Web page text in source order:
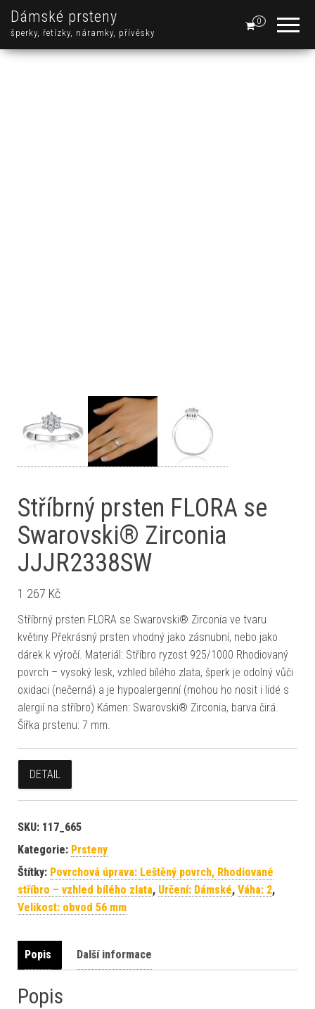
Dámské prsteny
šperky, řetízky, náramky, přívěsky
0
Stříbrný prsten FLORA se
Swarovski® Zirconia
JJJR2338SW
1 267 Kč
Stříbrný prsten FLORA se Swarovski® Zirconia ve tvaru
květiny Překrásný prsten vhodný jako zásnubní, nebo jako
dárek k výročí. Materiál: Stříbro ryzost 925/1000 Rhodiovaný
povrch – vysoký lesk, vzhled bílého zlata, šperk je odolný vůči
oxidaci (nečerná) a je hypoalergenní (mohou ho nosit i lidé s
alergií na stříbro) Kámen: Swarovski® Zirconia, barva čirá.
Šířka prstenu: 7 mm.
DETAIL
SKU: 117_665
Kategorie: Prsteny
Štítky: Povrchová úprava: Leštěný povrch, Rhodiované
stříbro – vzhled bílého zlata, Určení: Dámské, Váha: 2,
Velikost: obvod 56 mm
Popis Další informace
Popis